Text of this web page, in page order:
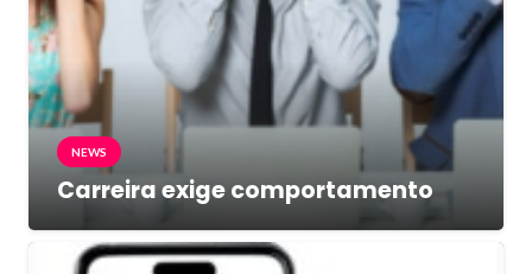
NEWS
Carreira exige comportamento